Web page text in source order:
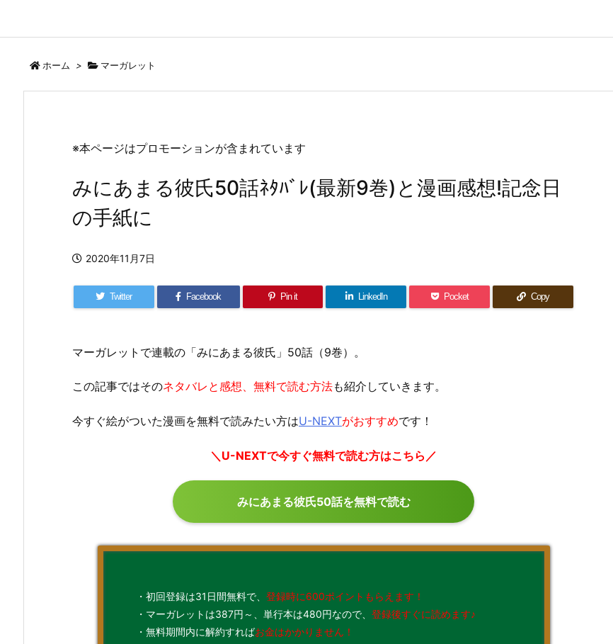
ホーム > マーガレット
※本ページはプロモーションが含まれています
みにあまる彼氏50話ﾈﾀﾊﾞﾚ(最新9巻)と漫画感想!記念日
の手紙に
2020年11月7日
Twitter Facebook Pin it LinkedIn Pocket Copy
マーガレットで連載の「みにあまる彼氏」50話（9巻）。
この記事ではそのネタバレと感想、無料で読む方法も紹介していきます。
今すぐ絵がついた漫画を無料で読みたい方はU-NEXTがおすすめです！
＼U-NEXTで今すぐ無料で読む方はこちら／
みにあまる彼氏50話を無料で読む
・初回登録は31日間無料で、 登録時に600ポイントもらえます！
・マーガレットは387円～、単行本は480円なので、 登録後すぐに読めます♪
・無料期間内に解約すればお金はかかりません！